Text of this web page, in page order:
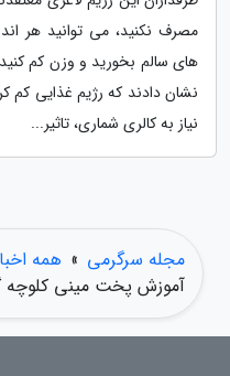
مصرف نکنید، می توانید هر
نشان دادند که رژیم غذایی کم
نیاز به کالری شماری، تاثیر...
مجله سرگرمی » همه
آموزش پخت مینی کلوچه